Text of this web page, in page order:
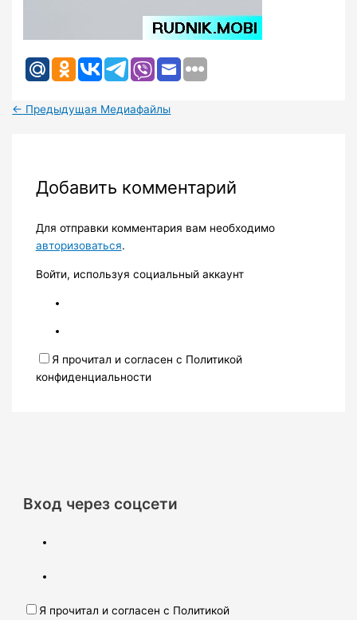
← Предыдущая Медиафайлы
Добавить комментарий
Для отправки комментария вам необходимо
авторизоваться.
Войти, используя социальный аккаунт
Я прочитал и согласен с Политикой
конфиденциальности
Вход через соцсети
Я прочитал и согласен с Политикой